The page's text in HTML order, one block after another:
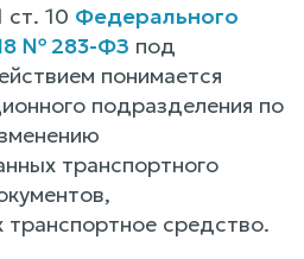
ст. 10 Федерального
№ 283-ФЗ под
понимается
подразделения по
транспортного
средство.